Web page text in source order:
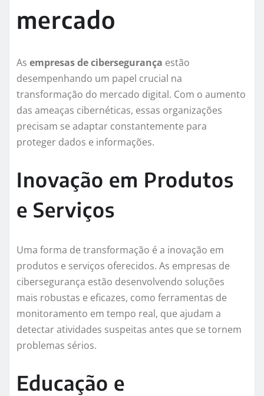
mercado
As empresas de cibersegurança estão
desempenhando um papel crucial na
transformação do mercado digital. Com o aumento
das ameaças cibernéticas, essas organizações
precisam se adaptar constantemente para
proteger dados e informações.
Inovação em Produtos
e Serviços
Uma forma de transformação é a inovação em
produtos e serviços oferecidos. As empresas de
cibersegurança estão desenvolvendo soluções
mais robustas e eficazes, como ferramentas de
monitoramento em tempo real, que ajudam a
detectar atividades suspeitas antes que se tornem
problemas sérios.
Educação e